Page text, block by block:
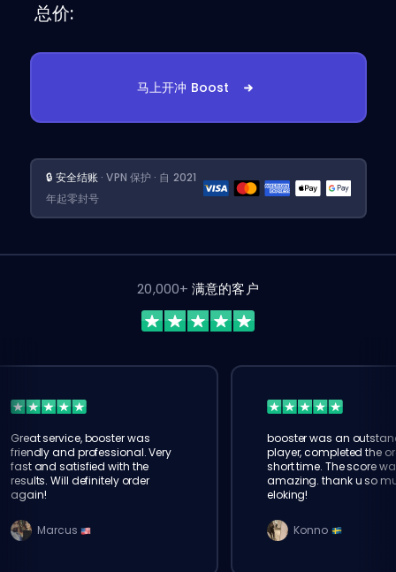
总价:
马上开冲 Boost
🔒 安全结账 · VPN 保护 · 自 2021
年起零封号
20,000+满意的客户
Great service, booster was
friendly and professional. Very
fast and satisfied with the
results. Will definitely order
again!
Marcus
booster was an
player, completed the
short time. The score
amazing. thank u so
eloking!
Konno